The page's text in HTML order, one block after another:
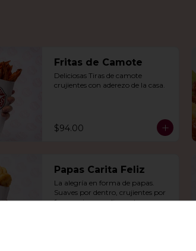
Fritas de Camote
Deliciosas Tiras de camote
crujientes con aderezo de la casa.
$94.00
Papas Carita Feliz
La alegría en forma de papas.
Suaves por dentro, crujientes por
fuera y siempre dispuestas a